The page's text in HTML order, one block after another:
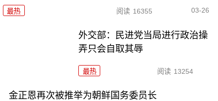
最热 阅读 16355 03-26
外交部：民进党当局进行政治操
弄只会自取其辱
最热 阅读 13254
金正恩再次被推举为朝鲜国务委员长